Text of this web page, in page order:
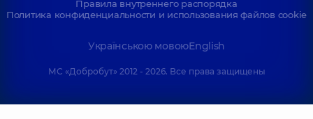
Правила внутреннего распорядка
Политика конфиденциальности и использования файлов cookie
Українською мовоюEnglish
МС «Добробут» 2012 - 2026. Все права защищены